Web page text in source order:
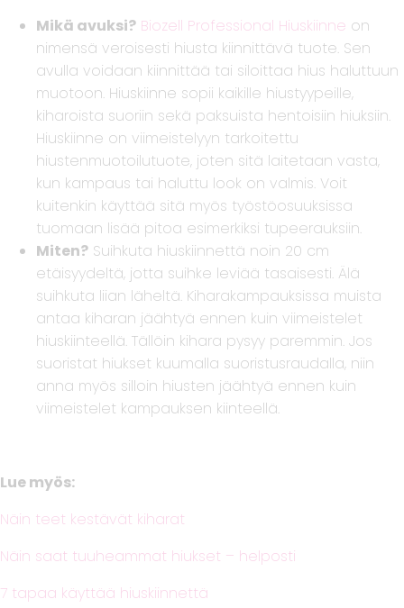
Mikä avuksi? Biozell Professional Hiuskiinne on
nimensä veroisesti hiusta kiinnittävä tuote. Sen
avulla voidaan kiinnittää tai siloittaa hius haluttuun
muotoon. Hiuskiinne sopii kaikille hiustyypeille,
kiharoista suoriin sekä paksuista hentoisiin hiuksiin.
Hiuskiinne on viimeistelyyn tarkoitettu
hiustenmuotoilutuote, joten sitä laitetaan vasta,
kun kampaus tai haluttu look on valmis. Voit
kuitenkin käyttää sitä myös työstöosuuksissa
tuomaan lisää pitoa esimerkiksi tupeerauksiin.
Miten? Suihkuta hiuskiinnettä noin 20 cm
etäisyydeltä, jotta suihke leviää tasaisesti. Älä
suihkuta liian läheltä. Kiharakampauksissa muista
antaa kiharan jäähtyä ennen kuin viimeistelet
hiuskiinteellä. Tällöin kihara pysyy paremmin. Jos
suoristat hiukset kuumalla suoristusraudalla, niin
anna myös silloin hiusten jäähtyä ennen kuin
viimeistelet kampauksen kiinteellä.
Lue myös:
Näin teet kestävät kiharat
Näin saat tuuheammat hiukset – helposti
7 tapaa käyttää hiuskiinnettä